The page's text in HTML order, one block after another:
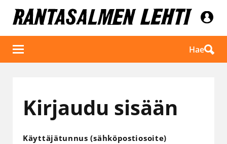
Hae
Kirjaudu sisään
Käyttäjätunnus (sähköpostiosoite)